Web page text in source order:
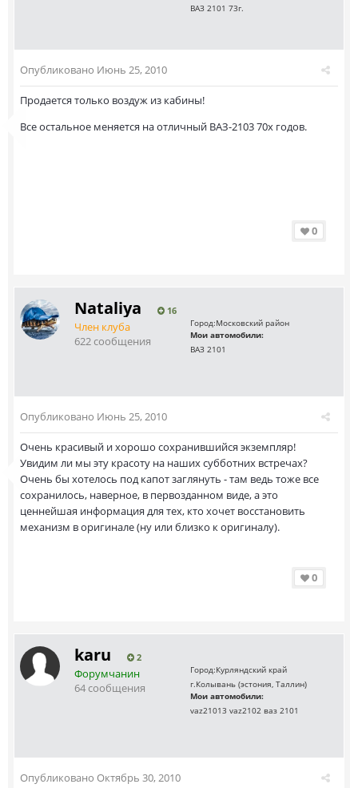
ВАЗ 2101 73г.
Опубликовано Июнь 25, 2010
Продается только воздуж из кабины!
Все остальное меняется на отличный ВАЗ-2103 70х годов.
0
Nataliya 16
Член клуба
622 сообщения
Город:Московский район
Мои автомобили:
ВАЗ 2101
Опубликовано Июнь 25, 2010
Очень красивый и хорошо сохранившийся экземпляр!
Увидим ли мы эту красоту на наших субботних встречах?
Очень бы хотелось под капот заглянуть - там ведь тоже все
сохранилось, наверное, в первозданном виде, а это
ценнейшая информация для тех, кто хочет восстановить
механизм в оригинале (ну или близко к оригиналу).
0
karu 2
Форумчанин
64 сообщения
Город:Курляндский край
г.Колывань (эстония, Таллин)
Мои автомобили:
vaz21013 vaz2102 ваз 2101
Опубликовано Октябрь 30, 2010